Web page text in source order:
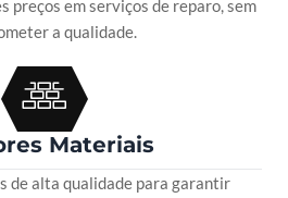
preços em serviços de reparo, sem
a qualidade.
Materiais
de alta qualidade para garantir